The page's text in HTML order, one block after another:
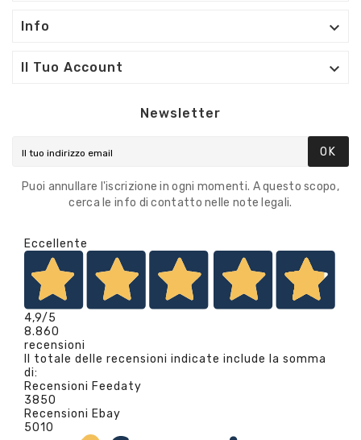
Info 
Il Tuo Account 
Newsletter
OK
Puoi annullare l'iscrizione in ogni momenti. A questo scopo,
cerca le info di contatto nelle note legali.
Eccellente
4,9/5
8.860
recensioni
Il totale delle recensioni indicate include la somma
di:
Recensioni Feedaty
3850
Recensioni Ebay
5010